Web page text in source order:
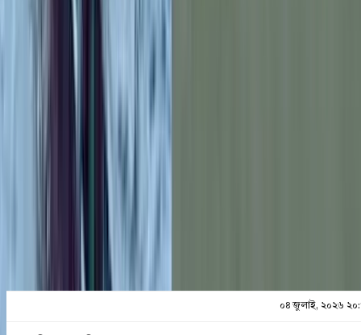
প্রিন্ট এন্ড সেভ
০৪ জুলাই, ২০২৬